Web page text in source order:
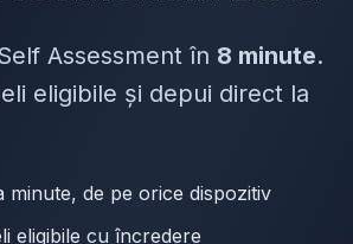
Assessment în 8 minute.
eligibile și depui direct la
minute, de pe orice dispozitiv
eligibile cu încredere